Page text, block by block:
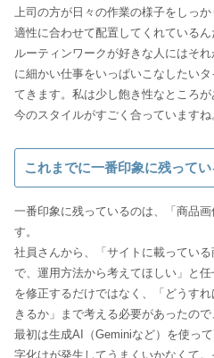
上司の方が日々の作業の様子をしっ
適性に合わせて配置してくれているん
ルーティンワークが好きな人にはそ
に細かい仕事をいっぱいこなしたい
てきます。私は少し飽き性なところ
今のスタイルがすごく合っていますね
これまでに一番印象に残って
一番印象に残っているのは、「商品
す。
社員さんから、「サイトに載ってい
で、運用方法から考えてほしい」と
を修正するだけではなく、「どうす
きるか」まで考える必要があったので
最初は生成AI（Geminiなど）を使っ
字化けが発生してうまくいかなくて